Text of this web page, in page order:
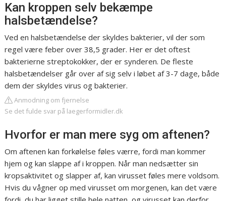
Kan kroppen selv bekæmpe
halsbetændelse?
Ved en halsbetændelse der skyldes bakterier, vil der som
regel være feber over 38,5 grader. Her er det oftest
bakterierne streptokokker, der er synderen. De fleste
halsbetændelser går over af sig selv i løbet af 3-7 dage, både
dem der skyldes virus og bakterier.
Anmodning om fjernelse
Se det fulde svar på laegerformidler.dk
Hvorfor er man mere syg om aftenen?
Om aftenen kan forkølelse føles værre, fordi man kommer
hjem og kan slappe af i kroppen. Når man nedsætter sin
kropsaktivitet og slapper af, kan virusset føles mere voldsom.
Hvis du vågner op med virusset om morgenen, kan det være